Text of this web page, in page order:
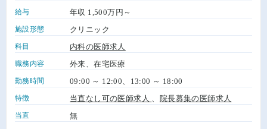
給与 年収 1,500万円～
施設形態 クリニック
科目 内科の医師求人
職務内容 外来、在宅医療
勤務時間 09:00 ～ 12:00、13:00 ～ 18:00
特徴 当直なし可の医師求人 院長募集の医師求人
当直 無